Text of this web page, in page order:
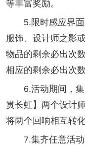
等丰富奖励。
5.限时感应界面
服饰、设计师之影
物品的剩余必出次
相应的剩余必出次数
6.活动期间，集
贯长虹】两个设计
将两个回响相互转化
7.集齐任意活动